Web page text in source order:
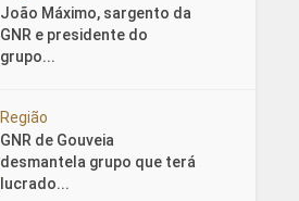
João Máximo, sargento da
GNR e presidente do
grupo...
Região
GNR de Gouveia
desmantela grupo que terá
lucrado...